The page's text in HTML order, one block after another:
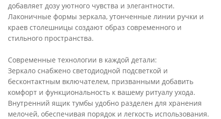
добавляет дозу уютного чувства и элегантности.
Лаконичные формы зеркала, утонченные линии ручки и
краев столешницы создают образ современного и
стильного пространства.
Современные технологии в каждой детали:
Зеркало снабжено светодиодной подсветкой и
бесконтактным включателем, призванными добавить
комфорт и функциональность к вашему ритуалу ухода.
Внутренний ящик тумбы удобно разделен для хранения
мелочей, обеспечивая порядок и легкость использования.